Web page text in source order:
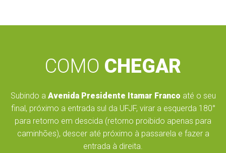
COMO CHEGAR
Subindo a Avenida Presidente Itamar Franco até o seu
final, próximo a entrada sul da UFJF, virar a esquerda 180°
para retorno em descida (retorno proibido apenas para
caminhões), descer até próximo à passarela e fazer a
entrada à direita.